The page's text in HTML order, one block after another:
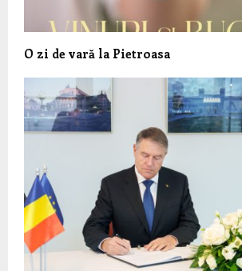
O zi de vară la Pietroasa